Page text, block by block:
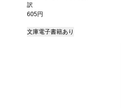
訳
605円
文庫電子書籍あり